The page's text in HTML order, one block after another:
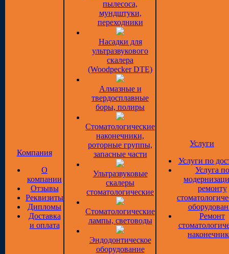
Компания
О
компании
Отзывы
Реквизиты
Дипломы
Доставка
и оплата
пылесоса,
мундштуки,
переходники
Насадки для
ультразвукового
скалера
(Woodpecker DTE)
Алмазные и
твердосплавные
боры, полиры
Стоматологические
наконечники,
роторные группы,
запасные части
Ультразвуковые
скалеры
стоматологические
Стоматологические
лампы, световоды
Эндодонтическое
оборудование
Услуги
Услуги по
Услуга по
ремонту
Ремонт